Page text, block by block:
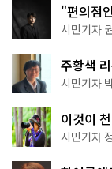
"편의점
한 편의점
시민기자
주황색
서울둘레
시민기자
이것이
나볼까
시민기자